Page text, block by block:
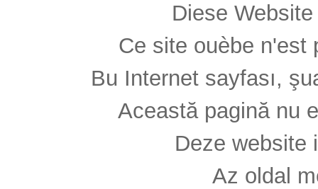
Diese
Ce site ouèbe n'est
Bu Internet sayfası,
Această pagină nu
Deze website
Az oldal